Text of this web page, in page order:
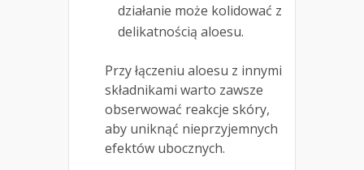
działanie może kolidować z
delikatnością aloesu.
Przy łączeniu aloesu z innymi
składnikami warto zawsze
obserwować reakcje skóry,
aby uniknąć nieprzyjemnych
efektów ubocznych.